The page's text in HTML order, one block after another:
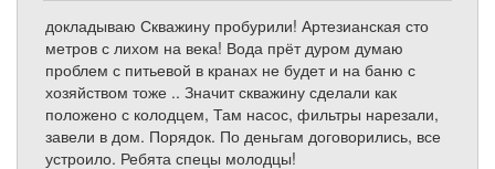
докладываю Скважину пробурили! Артезианская сто
метров с лихом на века! Вода прёт дуром думаю
проблем с питьевой в кранах не будет и на баню с
хозяйством тоже .. Значит скважину сделали как
положено с колодцем, Там насос, фильтры нарезали,
завели в дом. Порядок. По деньгам договорились, все
устроило. Ребята спецы молодцы!